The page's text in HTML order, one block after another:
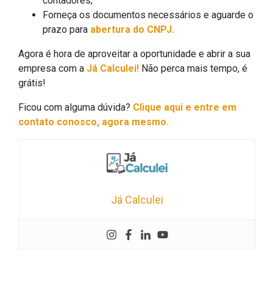
Forneça os documentos necessários e aguarde o
prazo para abertura do CNPJ.
Agora é hora de aproveitar a oportunidade e abrir a sua
empresa com a Já Calculei! Não perca mais tempo, é
grátis!
Ficou com alguma dúvida? Clique aqui e entre em
contato conosco, agora mesmo.
Já Calculei